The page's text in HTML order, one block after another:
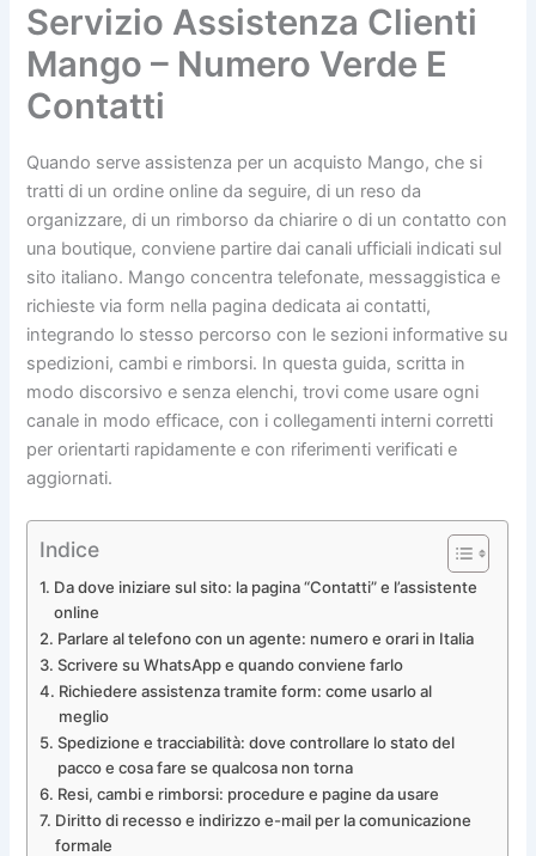
Servizio Assistenza Clienti
Mango – Numero Verde E
Contatti
Quando serve assistenza per un acquisto Mango, che si
tratti di un ordine online da seguire, di un reso da
organizzare, di un rimborso da chiarire o di un contatto con
una boutique, conviene partire dai canali ufficiali indicati sul
sito italiano. Mango concentra telefonate, messaggistica e
richieste via form nella pagina dedicata ai contatti,
integrando lo stesso percorso con le sezioni informative su
spedizioni, cambi e rimborsi. In questa guida, scritta in
modo discorsivo e senza elenchi, trovi come usare ogni
canale in modo efficace, con i collegamenti interni corretti
per orientarti rapidamente e con riferimenti verificati e
aggiornati.
Indice
Da dove iniziare sul sito: la pagina “Contatti” e l’assistente
online
Parlare al telefono con un agente: numero e orari in Italia
Scrivere su WhatsApp e quando conviene farlo
Richiedere assistenza tramite form: come usarlo al
meglio
Spedizione e tracciabilità: dove controllare lo stato del
pacco e cosa fare se qualcosa non torna
Resi, cambi e rimborsi: procedure e pagine da usare
Diritto di recesso e indirizzo e-mail per la comunicazione
formale